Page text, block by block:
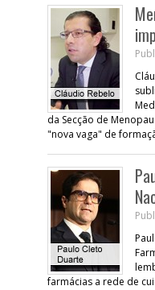
da Secção de
"nova vaga" de
farmácias a rede de